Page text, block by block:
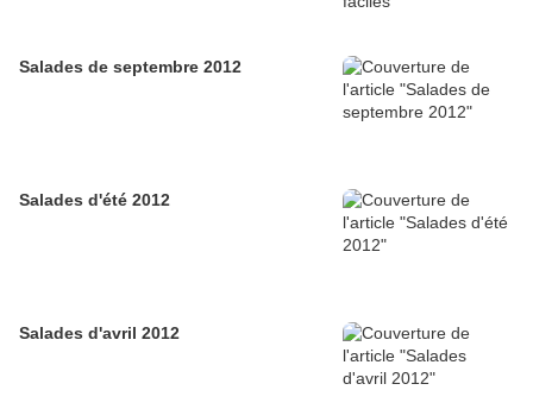
Salades de septembre 2012
Salades d'été 2012
Salades d'avril 2012